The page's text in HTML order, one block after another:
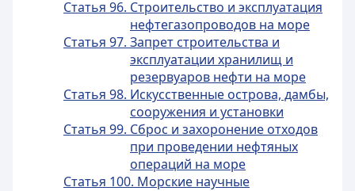
Статья 96. Строительство и эксплуатация
нефтегазопроводов на море
Статья 97. Запрет строительства и
эксплуатации хранилищ и
резервуаров нефти на море
Статья 98. Искусственные острова, дамбы,
сооружения и установки
Статья 99. Сброс и захоронение отходов
при проведении нефтяных
операций на море
Статья 100. Морские научные